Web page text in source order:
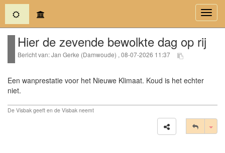
(current)
Hier de zevende bewolkte dag op rij
Bericht van: Jan Gerke (Damwoude) , 08-07-2026 11:37
Een wanprestatie voor het Nieuwe Klimaat. Koud is het echter
niet.
De Visbak geeft en de Visbak neemt